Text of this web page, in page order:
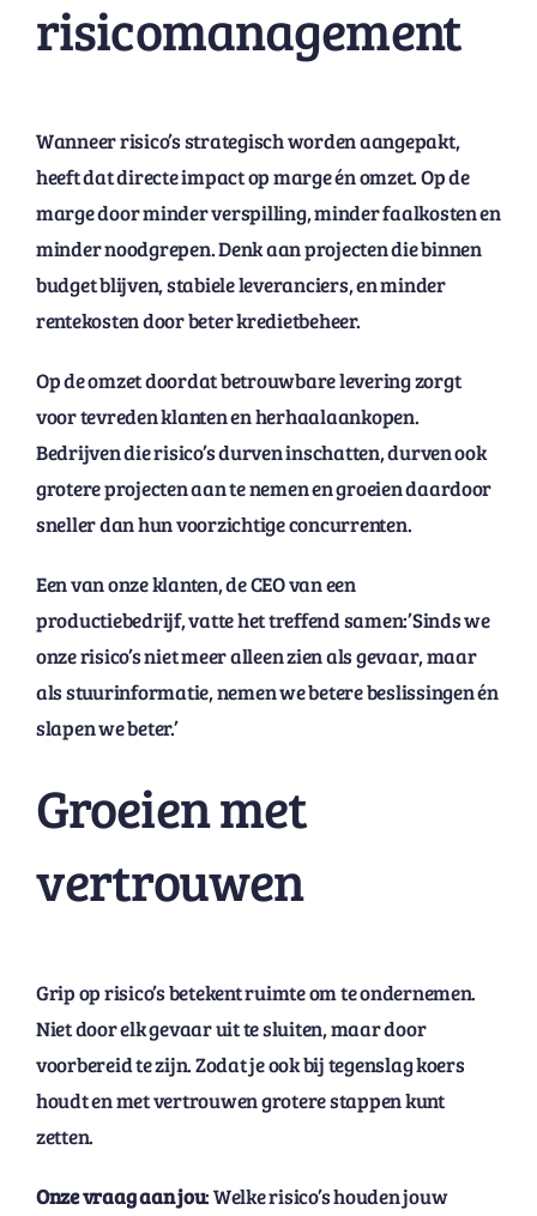
risicomanagement
Wanneer risico’s strategisch worden aangepakt,
heeft dat directe impact op marge én omzet. Op de
marge door minder verspilling, minder faalkosten en
minder noodgrepen. Denk aan projecten die binnen
budget blijven, stabiele leveranciers, en minder
rentekosten door beter kredietbeheer.
Op de omzet doordat betrouwbare levering zorgt
voor tevreden klanten en herhaalaankopen.
Bedrijven die risico’s durven inschatten, durven ook
grotere projecten aan te nemen en groeien daardoor
sneller dan hun voorzichtige concurrenten.
Een van onze klanten, de CEO van een
productiebedrijf, vatte het treffend samen:’Sinds we
onze risico’s niet meer alleen zien als gevaar, maar
als stuurinformatie, nemen we betere beslissingen én
slapen we beter.’
Groeien met
vertrouwen
Grip op risico’s betekent ruimte om te ondernemen.
Niet door elk gevaar uit te sluiten, maar door
voorbereid te zijn. Zodat je ook bij tegenslag koers
houdt en met vertrouwen grotere stappen kunt
zetten.
Onze vraag aan jou: Welke risico’s houden jouw